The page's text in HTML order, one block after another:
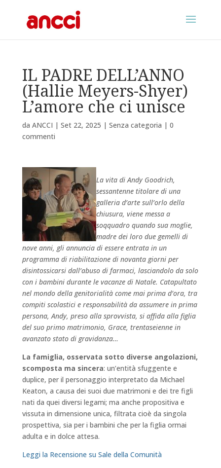
IL PADRE DELL’ANNO
(Hallie Meyers-Shyer)
L’amore che ci unisce
da ANCCI | Set 22, 2025 | Senza categoria | 0
commenti
La vita di Andy Goodrich,
sessantenne titolare di una
galleria d’arte sull’orlo della
chiusura, viene messa a
soqquadro quando sua moglie,
madre dei loro due gemelli di
nove anni, gli annuncia di essere entrata in un
programma di riabilitazione di novanta giorni per
disintossicarsi dall’abuso di farmaci, lasciandolo da solo
con i bambini durante le vacanze di Natale. Catapultato
nel mondo della genitorialità come mai prima d’ora, tra
compiti scolastici e responsabilità da assumere in prima
persona, Andy, preso alla sprovvista, si affida alla figlia
del suo primo matrimonio, Grace, trentaseienne in
avanzato stato di gravidanza…
La famiglia, osservata sotto diverse angolazioni,
scomposta ma sincera: un’entità sfuggente e
duplice, per il personaggio interpretato da Michael
Keaton, a causa dei suoi due matrimoni e dei tre figli
nati da quei diversi legami; ma anche propositiva e
vissuta in dimensione unica, filtrata cioè da singola
prospettiva, sia per i bambini che per la figlia ormai
adulta e in dolce attesa.
Leggi la Recensione su Sale della Comunità